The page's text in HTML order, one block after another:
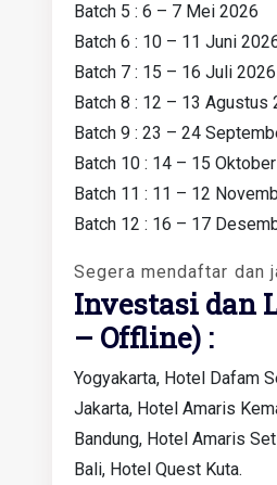
Batch 5 : 6 – 7 Mei 2026
Batch 6 : 10 – 11 Juni
Batch 7 : 15 – 16 Juli 2026
Batch 8 : 12 – 13 Agustus
Batch 9 : 23 – 24
Batch 10 : 14 – 15
Batch 11 : 11 – 12
Batch 12 : 16 – 17
Segera mendaftar dan
Investasi dan
– Offline) :
Yogyakarta, Hotel Dafam
Jakarta, Hotel Amaris
Bandung, Hotel Amaris
Bali, Hotel Quest Kuta.